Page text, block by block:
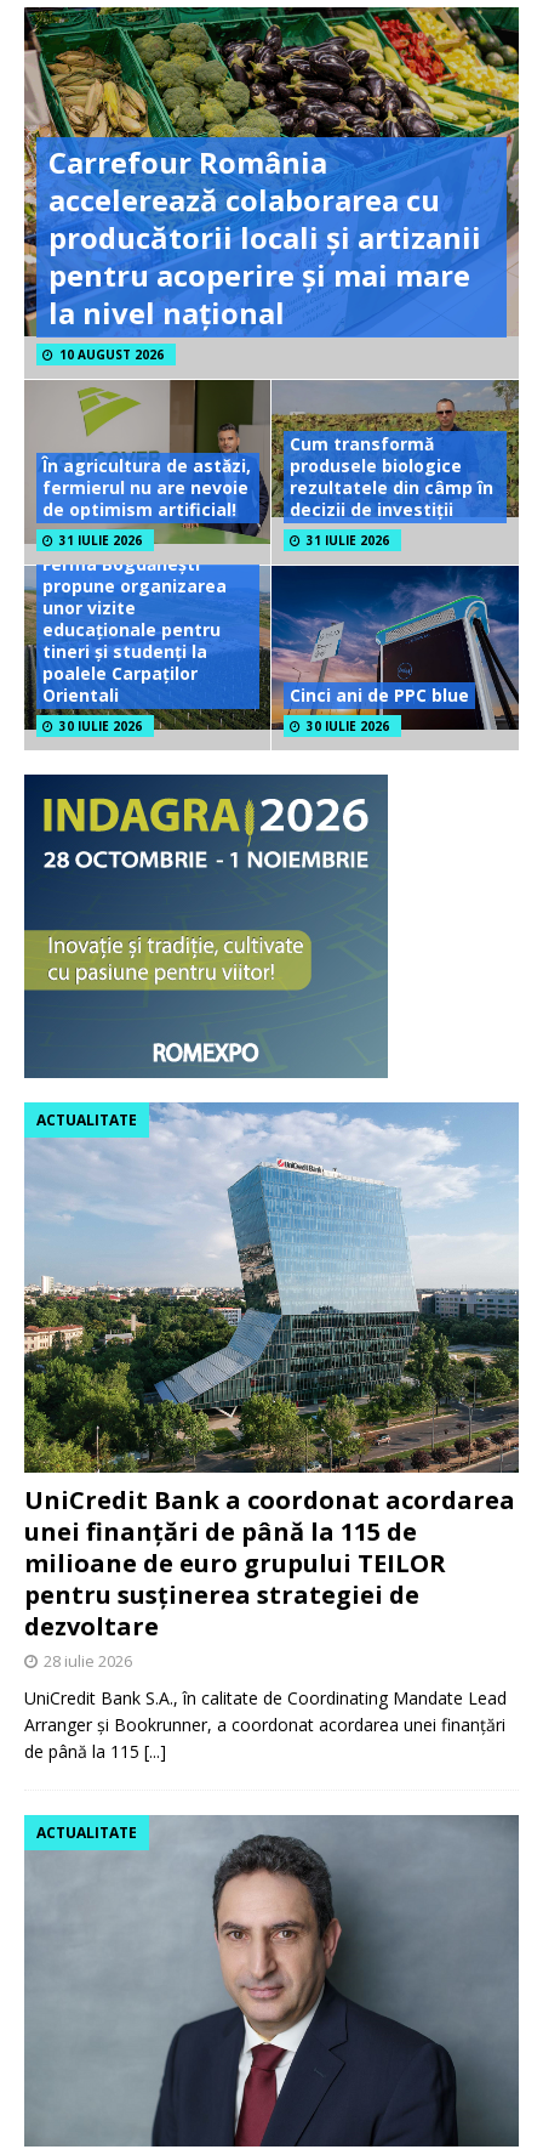
Carrefour România
accelerează colaborarea cu
producătorii locali și artizanii
pentru acoperire și mai mare
la nivel național
10 AUGUST 2026
În agricultura de astăzi,
fermierul nu are nevoie
de optimism artificial!
31 IULIE 2026
Cum transformă
produsele biologice
rezultatele din câmp în
decizii de investiții
31 IULIE 2026
Ferma Bogdănești
propune organizarea
unor vizite
educaționale pentru
tineri și studenți la
poalele Carpaților
Orientali
30 IULIE 2026
Cinci ani de PPC blue
30 IULIE 2026
UniCredit Bank a coordonat acordarea
unei finanțări de până la 115 de
milioane de euro grupului TEILOR
pentru susținerea strategiei de
dezvoltare
ACTUALITATE
28 iulie 2026
UniCredit Bank S.A., în calitate de Coordinating Mandate Lead
Arranger și Bookrunner, a coordonat acordarea unei finanțări
de până la 115 [...]
ACTUALITATE